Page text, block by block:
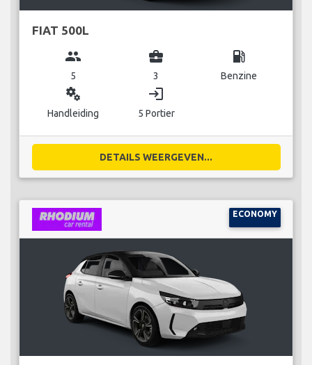
FIAT 500L
group
5
business_center
3
local_gas_station
Benzine
miscellaneous_services
Handleiding
login
5 Portier
DETAILS WEERGEVEN...
ECONOMY